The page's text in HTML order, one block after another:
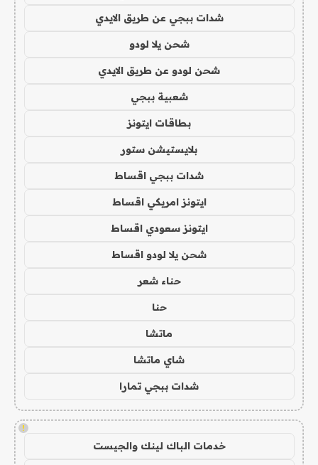
شدات ببجي عن طريق الايدي
شحن يلا لودو
شحن لودو عن طريق الايدي
شعبية ببجي
بطاقات ايتونز
بلايستيشن ستور
شدات ببجي اقساط
ايتونز امريكي اقساط
ايتونز سعودي اقساط
شحن يلا لودو اقساط
حناء شعر
حنا
ماتشا
شاي ماتشا
شدات ببجي تمارا
!
خدمات الباك لينك والجيست